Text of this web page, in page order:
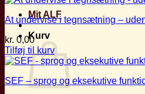
Mit ALF
Kurv
At undervise i tegnsætning –
kr. 0,00
Tilføj til kurv
SEF – sprog og eksekutive